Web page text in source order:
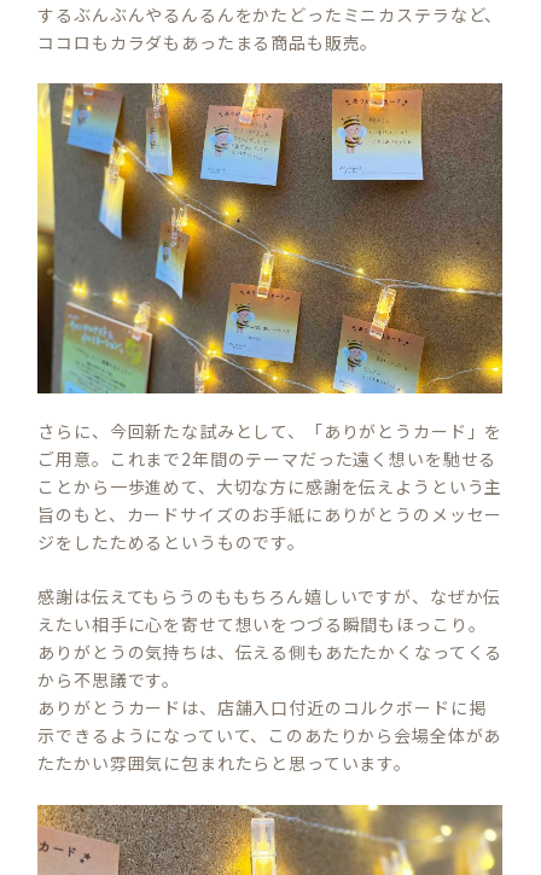
するぶんぶんやるんるんをかたどったミニカステラなど、
ココロもカラダもあったまる商品も販売。
さらに、今回新たな試みとして、「ありがとうカード」を
ご用意。これまで2年間のテーマだった遠く想いを馳せる
ことから一歩進めて、大切な方に感謝を伝えようという主
旨のもと、カードサイズのお手紙にありがとうのメッセー
ジをしたためるというものです。
感謝は伝えてもらうのももちろん嬉しいですが、なぜか伝
えたい相手に心を寄せて想いをつづる瞬間もほっこり。
ありがとうの気持ちは、伝える側もあたたかくなってくる
から不思議です。
ありがとうカードは、店舗入口付近のコルクボードに掲
示できるようになっていて、このあたりから会場全体があ
たたかい雰囲気に包まれたらと思っています。